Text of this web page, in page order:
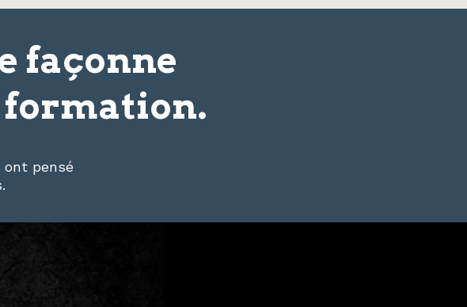
façonne
formation.
ont pensé